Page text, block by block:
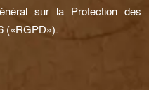
sur la Protection des
(«RGPD»).